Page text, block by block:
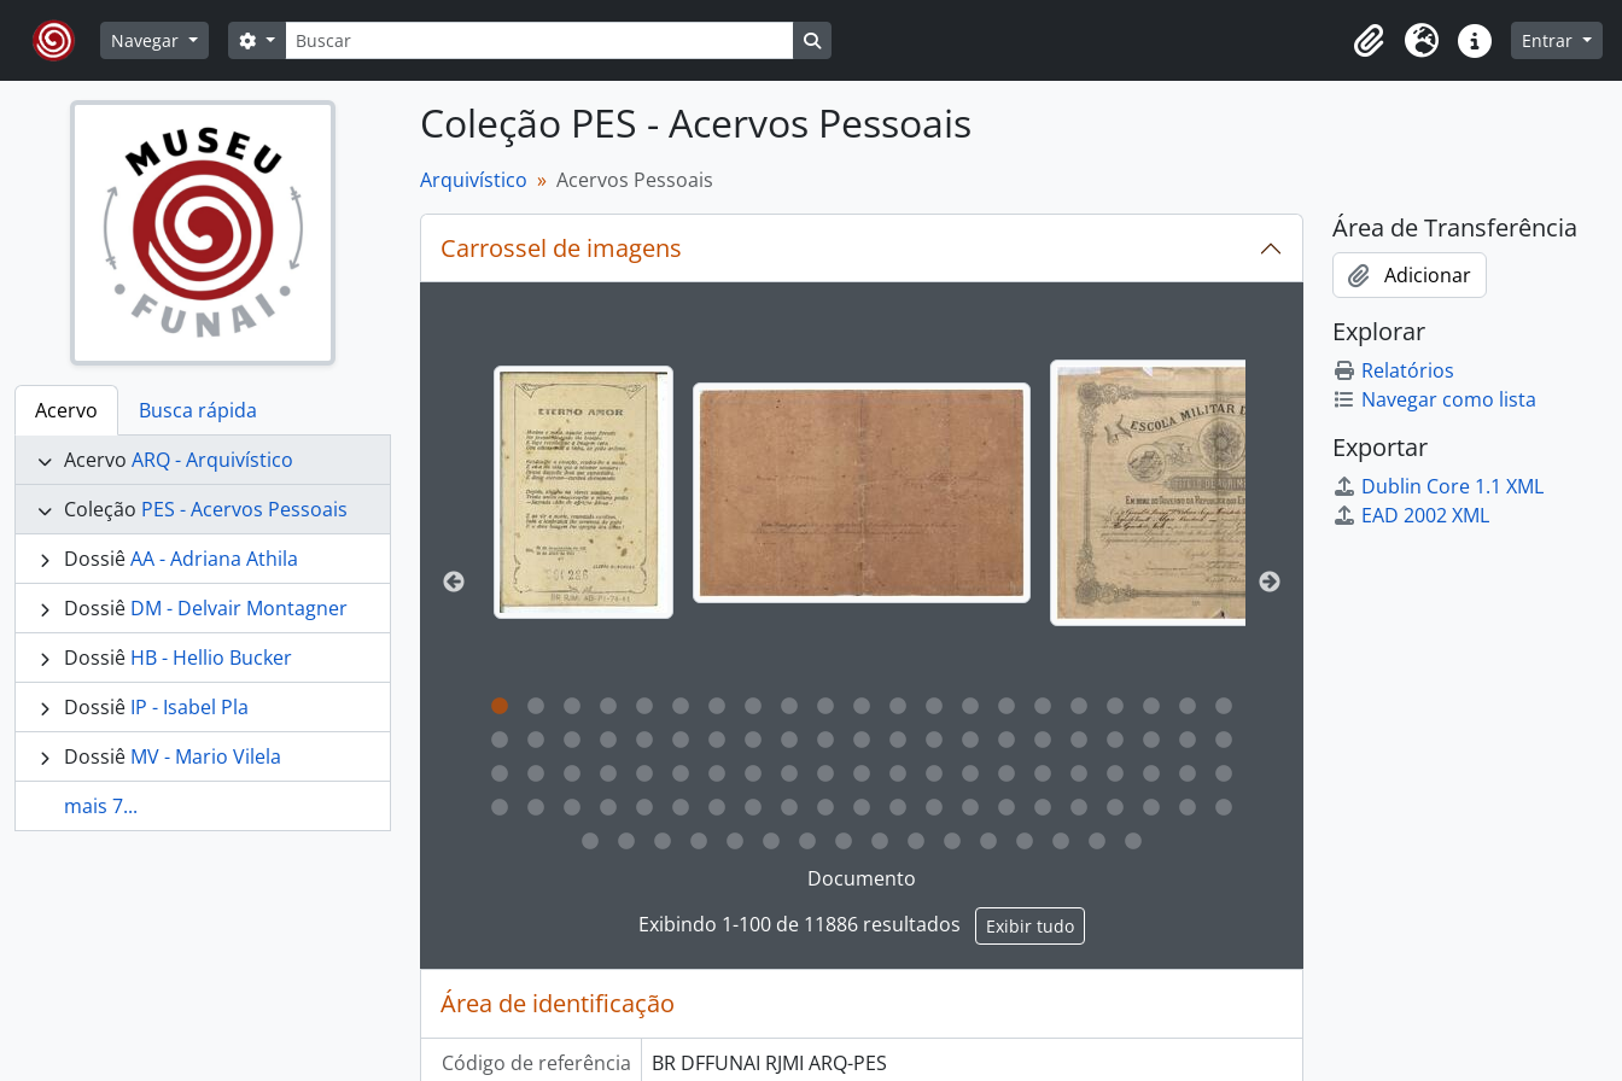
Skip to main content
Navegar
Buscar
Opções de busca
Área de Transferência
Idioma Atalhos Entrar
Acervo
Busca rápida
Acervo ARQ - Arquivístico
Coleção PES - Acervos Pessoais
DossiêAA - Adriana Athila
Dossiê DM - Delvair Montagner
Dossiê HB - Hellio Bucker
Dossiê IP - Isabel Pla
Dossiê MV - Mario Vilela
mais 7...
Coleção PES - Acervos Pessoais
Arquivístico Acervos Pessoais
Carrossel de imagens
Ao alterar o slide atual deste carrossel, o título da descrição exibido no carrossel seguinte será alterado. Clicando em
Ao clicar no link deste título da descrição a página de visualização da descrição deste objeto digital será aberta. O texto
Documento
Exibindo 1-100 de 11886 resultados
Exibir tudo
Área de identificação
Código de referência BR DFFUNAI RJMI ARQ-PES
Área de Transferência
Adicionar
Explorar
Relatórios
Navegar como lista
Exportar
Dublin Core 1.1 XML
EAD 2002 XML